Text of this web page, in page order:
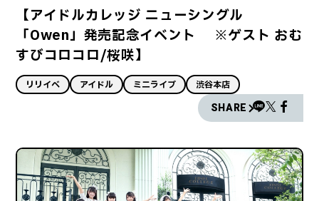
【アイドルカレッジ ニューシングル
「Owen」発売記念イベント ※ゲスト おむ
すびコロコロ/桜咲】
リリイベ アイドル ミニライブ 渋谷本店
SHARE